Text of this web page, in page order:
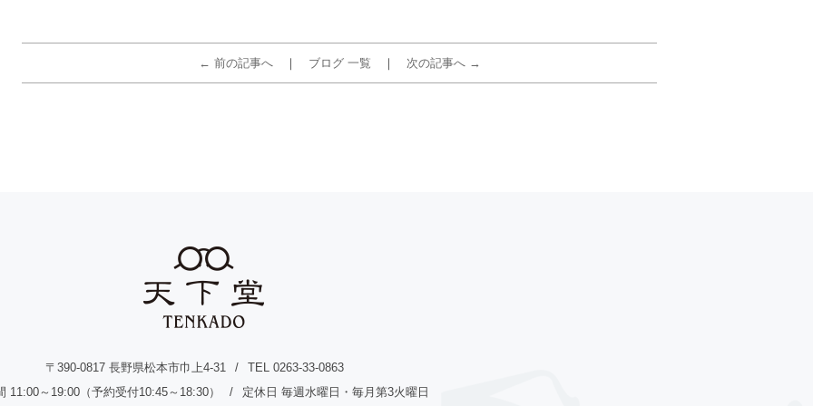
← 前の記事へ ブログ 一覧 次の記事へ →
〒390-0817 長野県松本市巾上4-31
TEL 0263-33-0863
11:00～19:00（予約受付10:45～18:30）
定休日 毎週水曜日・毎月第3火曜日